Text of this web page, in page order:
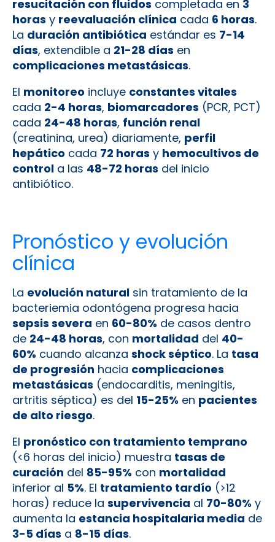
resucitación con fluidos completada en 3
horas y reevaluación clínica cada 6 horas.
La duración antibiótica estándar es 7-14
días, extendible a 21-28 días en
complicaciones metastásicas.
El monitoreo incluye constantes vitales
cada 2-4 horas, biomarcadores (PCR, PCT)
cada 24-48 horas, función renal
(creatinina, urea) diariamente, perfil
hepático cada 72 horas y hemocultivos de
control a las 48-72 horas del inicio
antibiótico.
Pronóstico y evolución
clínica
La evolución natural sin tratamiento de la
bacteriemia odontógena progresa hacia
sepsis severa en 60-80% de casos dentro
de 24-48 horas, con mortalidad del 40-
60% cuando alcanza shock séptico. La tasa
de progresión hacia complicaciones
metastásicas (endocarditis, meningitis,
artritis séptica) es del 15-25% en pacientes
de alto riesgo.
El pronóstico con tratamiento temprano
(<6 horas del inicio) muestra tasas de
curación del 85-95% con mortalidad
inferior al 5%. El tratamiento tardío (>12
horas) reduce la supervivencia al 70-80% y
aumenta la estancia hospitalaria media de
3-5 días a 8-15 días.